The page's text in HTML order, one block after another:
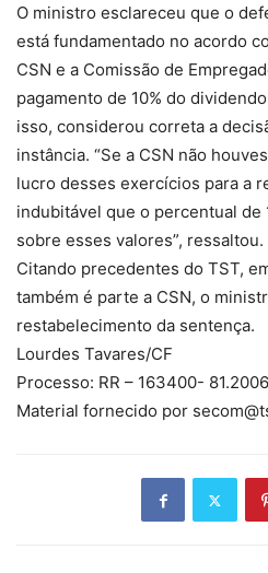
O ministro esclareceu que o
está fundamentado no acordo
CSN e a Comissão de
pagamento de 10% do
isso, considerou correta a
instância. “Se a CSN não
lucro desses exercícios para a
indubitável que o percentual de
sobre esses valores”, ressaltou.
Citando precedentes do TST,
também é parte a CSN, o
restabelecimento da sentença.
Lourdes Tavares/CF
Processo: RR – 163400-
Material fornecido por